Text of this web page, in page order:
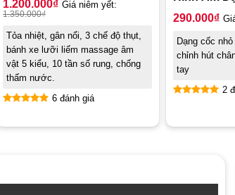
hạng5.00
1.200.000₫ Giá niêm yết:
1.350.000₫
Tỏa nhiệt, gân nổi, 3 chế độ thụt,
bánh xe lưỡi liếm massage âm
vật 5 kiểu, 10 tần số rung, chống
thấm nước.
6 đánh giá
5 sao
290.000₫
Dạng cốc
chỉnh hút
tay
2